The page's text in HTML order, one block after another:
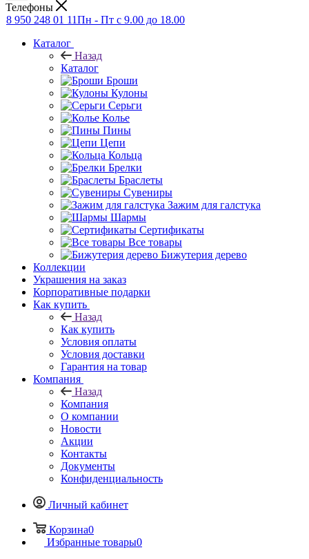
Телефоны
8 950 248 01 11Пн - Пт с 9.00 до 18.00
Каталог
Назад
Каталог
Броши
Кулоны
Серьги
Колье
Пины
Цепи
Кольца
Брелки
Браслеты
Сувениры
Зажим для галстука
Шармы
Сертификаты
Все товары
Бижутерия дерево
Коллекции
Украшения на заказ
Корпоративные подарки
Как купить
Назад
Как купить
Условия оплаты
Условия доставки
Гарантия на товар
Компания
Назад
Компания
О компании
Новости
Акции
Контакты
Документы
Конфиденциальность
Личный кабинет
Корзина0
Избранные товары0